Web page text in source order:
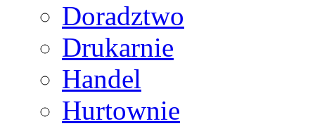
Doradztwo
Drukarnie
Handel
Hurtownie